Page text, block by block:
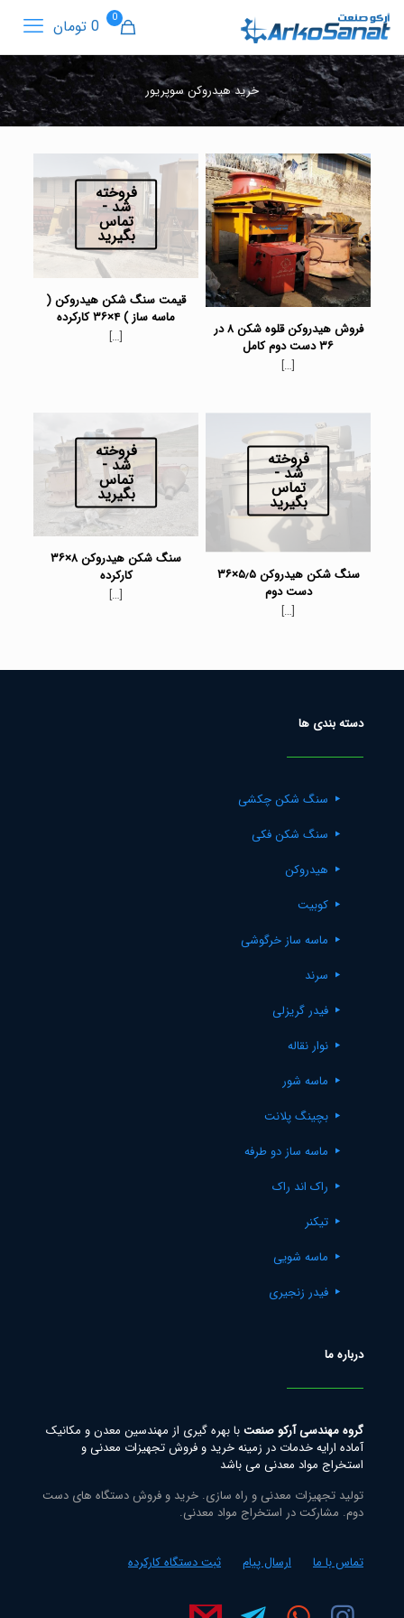
0 0 تومان
خرید هیدروکن سوپریور
فروش هیدروکن قلوه شکن ۸ در
۳۶ دست دوم کامل
[…]
فروخته
شد -
تماس
بگیرید
قیمت سنگ شکن هیدروکن (
ماسه ساز ) ۴×۳۶ کارکرده
[…]
فروخته
شد -
تماس
بگیرید
سنگ شکن هیدروکن ۵٫۵×۳۶
دست دوم
[…]
فروخته
شد -
تماس
بگیرید
سنگ شکن هیدروکن ۸×۳۶
کارکرده
[…]
دسته بندی ها
سنگ شکن چکشی
سنگ شکن فکی
هیدروکن
کوبیت
ماسه ساز خرگوشی
سرند
فیدر گریزلی
نوار نقاله
ماسه شور
بچینگ پلانت
ماسه ساز دو طرفه
راک اند راک
تیکنر
ماسه شویی
فیدر زنجیری
درباره ما
گروه مهندسی آرکو صنعتبا بهره گیری از مهندسین معدن و مکانیک
آماده ارایه خدمات در زمینه خرید و فروش تجهیزات معدنی و
استخراج مواد معدنی می باشد
تولید تجهیزات معدنی و راه سازی. خرید و فروش دستگاه های دست
دوم. مشارکت در استخراج مواد معدنی.
تماس با ما ارسال پیام ثبت دستگاه کارکرده